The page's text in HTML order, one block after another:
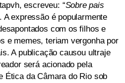
escreveu: “Sobre pais
A expressão é popularmente
com os filhos e
e memes, teriam vergonha por
A publicação causou ultraje
será acionado pela
Ética da Câmara do Rio sob